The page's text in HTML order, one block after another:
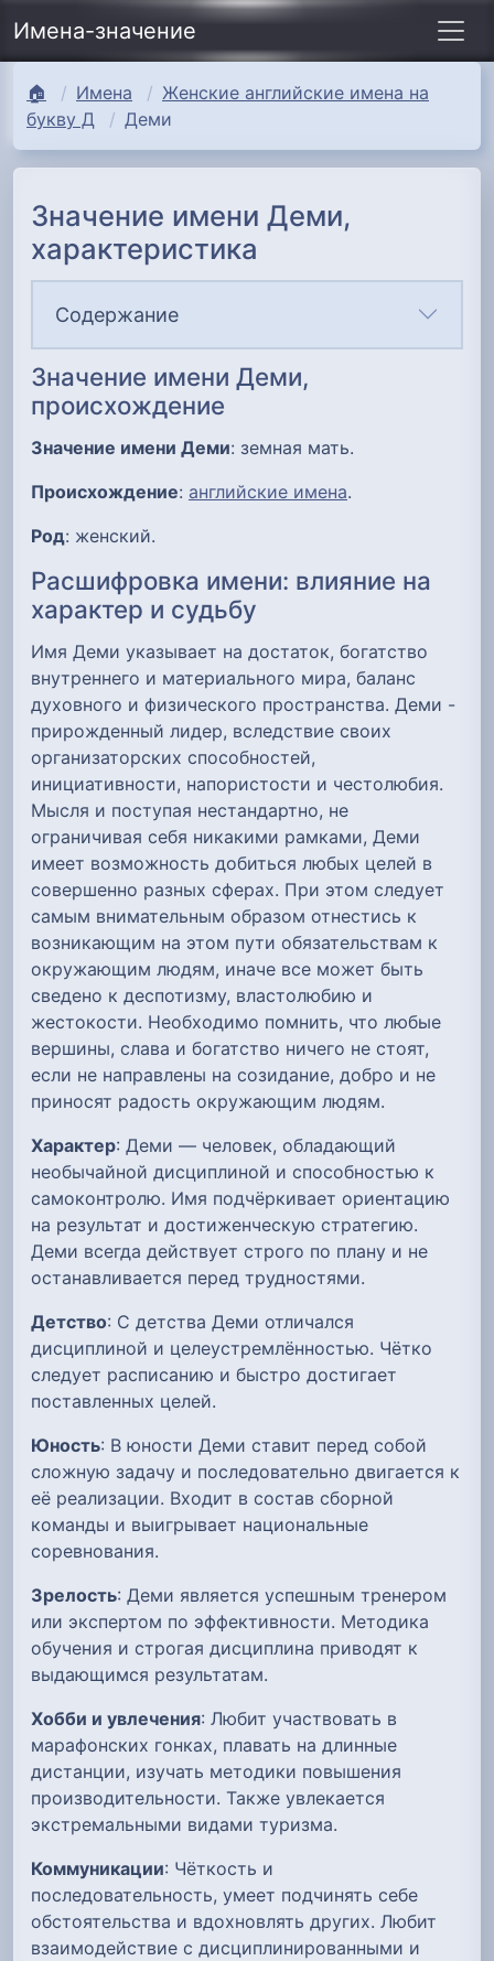
Имена-значение
🏠 Имена
Женские английские имена на
букву Д
Деми
Значение имени Деми,
характеристика
Содержание
Значение имени Деми,
происхождение
Значение имени Деми: земная мать.
Происхождение: английские имена.
Род: женский.
Расшифровка имени: влияние на
характер и судьбу
Имя Деми указывает на достаток, богатство
внутреннего и материального мира, баланс
духовного и физического пространства. Деми -
прирожденный лидер, вследствие своих
организаторских способностей,
инициативности, напористости и честолюбия.
Мысля и поступая нестандартно, не
ограничивая себя никакими рамками, Деми
имеет возможность добиться любых целей в
совершенно разных сферах. При этом следует
самым внимательным образом отнестись к
возникающим на этом пути обязательствам к
окружающим людям, иначе все может быть
сведено к деспотизму, властолюбию и
жестокости. Необходимо помнить, что любые
вершины, слава и богатство ничего не стоят,
если не направлены на созидание, добро и не
приносят радость окружающим людям.
Характер: Деми — человек, обладающий
необычайной дисциплиной и способностью к
самоконтролю. Имя подчёркивает ориентацию
на результат и достиженческую стратегию.
Деми всегда действует строго по плану и не
останавливается перед трудностями.
Детство: С детства Деми отличался
дисциплиной и целеустремлённостью. Чётко
следует расписанию и быстро достигает
поставленных целей.
Юность: В юности Деми ставит перед собой
сложную задачу и последовательно двигается к
её реализации. Входит в состав сборной
команды и выигрывает национальные
соревнования.
Зрелость: Деми является успешным тренером
или экспертом по эффективности. Методика
обучения и строгая дисциплина приводят к
выдающимся результатам.
Хобби и увлечения: Любит участвовать в
марафонских гонках, плавать на длинные
дистанции, изучать методики повышения
производительности. Также увлекается
экстремальными видами туризма.
Коммуникации: Чёткость и
последовательность, умеет подчинять себе
обстоятельства и вдохновлять других. Любит
взаимодействие с дисциплинированными и